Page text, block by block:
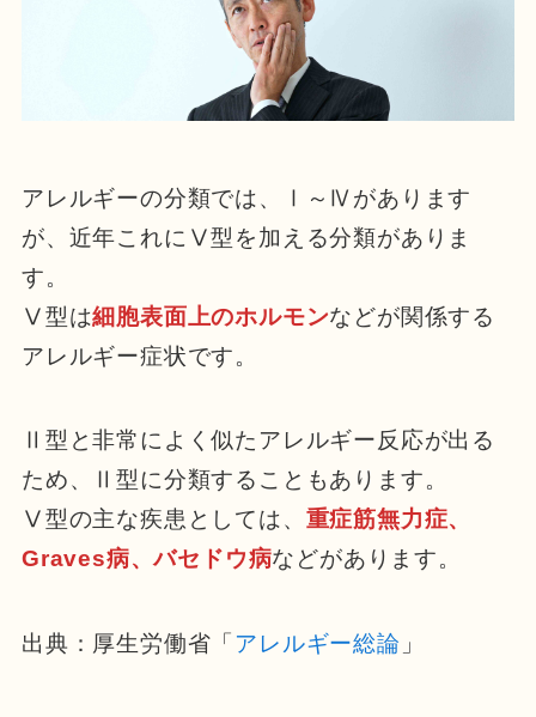
アレルギーの分類では、Ⅰ～Ⅳがあります
が、近年これにⅤ型を加える分類がありま
す。
Ⅴ型は細胞表面上のホルモンなどが関係する
アレルギー症状です。
Ⅱ型と非常によく似たアレルギー反応が出る
ため、Ⅱ型に分類することもあります。
Ⅴ型の主な疾患としては、 重症筋無力症、
Graves病、バセドウ病などがあります。
出典：厚生労働省「 アレルギー総論 」